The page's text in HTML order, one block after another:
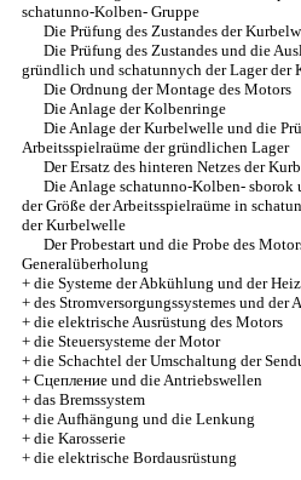
schatunno-Kolben- Gruppe
Die Prüfung des Zustandes der
Die Prüfung des Zustandes und die
gründlich und schatunnych der Lager der
Die Ordnung der Montage des Motors
Die Anlage der Kolbenringe
Die Anlage der Kurbelwelle und die
Arbeitsspielraüme der gründlichen Lager
Der Ersatz des hinteren Netzes der
Die Anlage schatunno-Kolben- sborok
der Größe der Arbeitsspielraüme in
der Kurbelwelle
Der Probestart und die Probe des
Generalüberholung
+ die Systeme der Abkühlung und der
+ des Stromversorgungssystemes und der
+ die elektrische Ausrüstung des Motors
+ die Steuersysteme der Motor
+ die Schachtel der Umschaltung der
+ Cцепление und die Antriebswellen
+ das Bremssystem
+ die Aufhängung und die Lenkung
+ die Karosserie
+ die elektrische Bordausrüstung